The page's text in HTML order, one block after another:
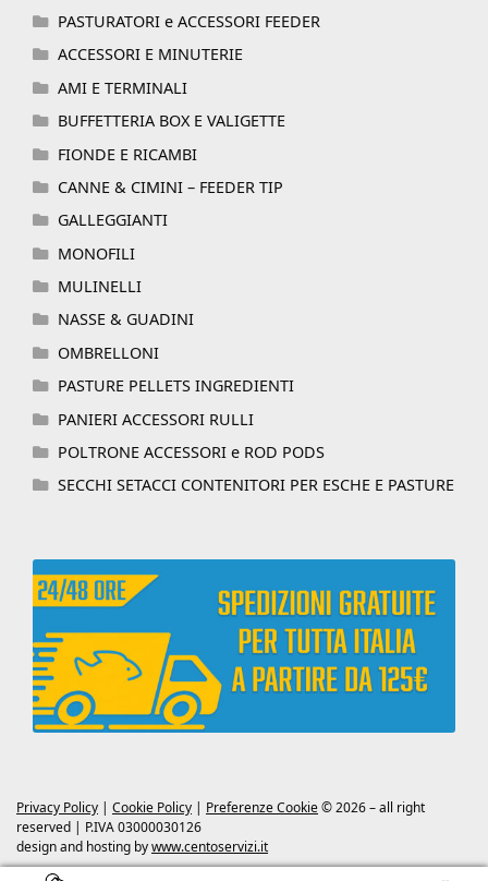
PASTURATORI e ACCESSORI FEEDER
ACCESSORI E MINUTERIE
AMI E TERMINALI
BUFFETTERIA BOX E VALIGETTE
FIONDE E RICAMBI
CANNE & CIMINI – FEEDER TIP
GALLEGGIANTI
MONOFILI
MULINELLI
NASSE & GUADINI
OMBRELLONI
PASTURE PELLETS INGREDIENTI
PANIERI ACCESSORI RULLI
POLTRONE ACCESSORI e ROD PODS
SECCHI SETACCI CONTENITORI PER ESCHE E PASTURE
Privacy Policy | Cookie Policy | Preferenze Cookie© 2026 – all right
reserved | P.IVA 03000030126
design and hosting bywww.centoservizi.it